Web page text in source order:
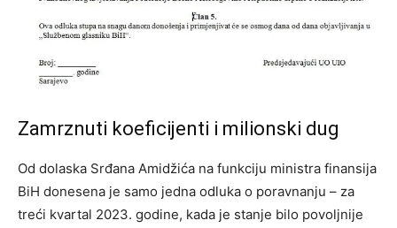
Zamrznuti koeficijenti i milionski dug
Od dolaska Srđana Amidžića na funkciju ministra finansija
BiH donesena je samo jedna odluka o poravnanju – za
treći kvartal 2023. godine, kada je stanje bilo povoljnije